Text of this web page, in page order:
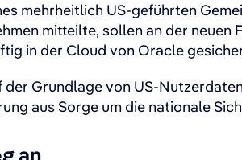
mehrheitlich US-geführten
mitteilte, sollen ⁠an der
in der Cloud von Oracle
Grundlage von US-
aus Sorge um die ⁠nationale